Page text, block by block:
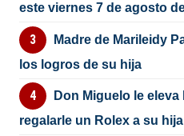
este viernes 7 de agosto
Madre de Marileidy
los logros de su hija
Don Miguelo le eleva
regalarle un Rolex a su hija